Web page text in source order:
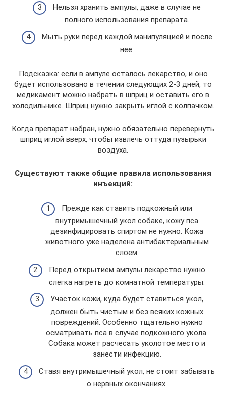
Нельзя хранить ампулы, даже в случае не
полного использования препарата.
Мыть руки перед каждой манипуляцией и после
нее.
Подсказка: если в ампуле осталось лекарство, и оно
будет использовано в течении следующих 2-3 дней, то
медикамент можно набрать в шприц и оставить его в
холодильнике. Шприц нужно закрыть иглой с колпачком.
Когда препарат набран, нужно обязательно перевернуть
шприц иглой вверх, чтобы извлечь оттуда пузырьки
воздуха.
Существуют также общие правила использования
инъекций:
Прежде как ставить подкожный или
внутримышечный укол собаке, кожу пса
дезинфицировать спиртом не нужно. Кожа
животного уже наделена антибактериальным
слоем.
Перед открытием ампулы лекарство нужно
слегка нагреть до комнатной температуры.
Участок кожи, куда будет ставиться укол,
должен быть чистым и без всяких кожных
повреждений. Особенно тщательно нужно
осматривать пса в случае подкожного укола.
Собака может расчесать уколотое место и
занести инфекцию.
Ставя внутримышечный укол, не стоит забывать
о нервных окончаниях.